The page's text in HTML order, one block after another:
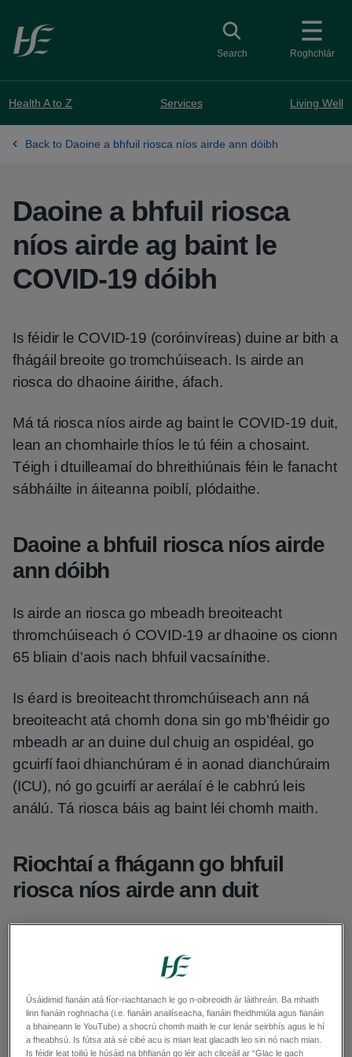
Skip to main content
Roghchlár
Toggle search
Search
Health A to Z Services Living Well
Back to Daoine a bhfuil riosca níos airde ann dóibh
Daoine a bhfuil riosca
níos airde ag baint le
COVID-19 dóibh
Is féidir le COVID-19 (coróinvíreas) duine ar bith a
fhágáil breoite go tromchúiseach. Is airde an
riosca do dhaoine áirithe, áfach.
Má tá riosca níos airde ag baint le COVID-19 duit,
lean an chomhairle thíos le tú féin a chosaint.
Téigh i dtuilleamaí do bhreithiúnais féin le fanacht
sábháilte in áiteanna poiblí, plódaithe.
Daoine a bhfuil riosca níos airde
ann dóibh
Is airde an riosca go mbeadh breoiteacht
thromchúiseach ó COVID-19 ar dhaoine os cionn
65 bliain d'aois nach bhfuil vacsaínithe.
Is éard is breoiteacht thromchúiseach ann ná
breoiteacht atá chomh dona sin go mb'fhéidir go
mbeadh ar an duine dul chuig an ospidéal, go
gcuirfí faoi dhianchúram é in aonad dianchúraim
(ICU), nó go gcuirfí ar aerálaí é le cabhrú leis
análú. Tá riosca báis ag baint léi chomh maith.
Riochtaí a fhágann go bhfuil
riosca níos airde ann duit
má tá riochtaí áirithe fadtéarmacha sláinte ort.
Grúpaí a bhfuil riosca an-ard ag baint le
COVID-19 dóibh (an-leochaileach go deo)
Úsáidimid fianáin atá fíor-riachtanach le go n-oibreoidh ár láithreán. Ba mhaith
linn fianáin roghnacha (i.e. fianáin anailíseacha, fianáin fheidhmiúla agus fianáin
a bhaineann le YouTube) a shocrú chomh maith le cur lenár seirbhís agus le hí
a fheabhsú. Is fútsa atá sé cibé acu is mian leat glacadh leo sin nó nach mian.
Is féidir leat toiliú le húsáid na bhfianán go léir ach cliceáil ar “Glac le gach